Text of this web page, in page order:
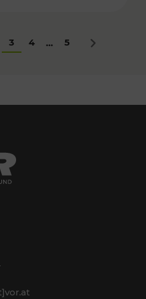
3 4 ... 5 Nächstes